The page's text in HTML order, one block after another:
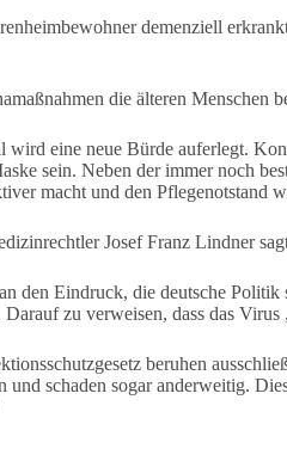
demenziell
die älteren Menschen
wird eine neue Bürde auferlegt.
sein. Neben der immer noch
macht und den Pflegenotstand
Josef Franz Lindner
den Eindruck, die deutsche
zu verweisen, dass das
beruhen
und schaden sogar anderweitig.